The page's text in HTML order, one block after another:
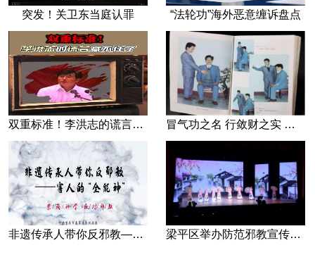
突发！关卫东当庭认罪 “法轮功”海外恶意缠诉盘点
双重标准！李洪志的谎言藏不住了 冒气功之名 行敛财之实 张宏堡义女“小倩”团伙覆灭记
非遗传承人带你反邪教—害人的“全能神” 梁平区举办防范邪教宣传专场文艺演出